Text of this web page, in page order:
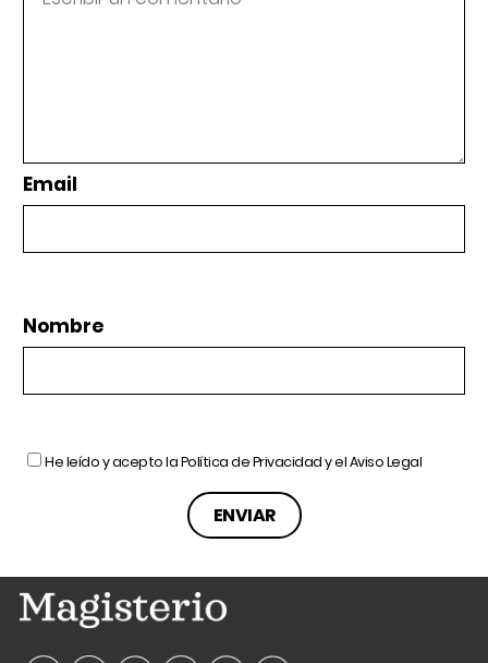
Email
Nombre
He leído y acepto laPolítica de Privacidady elAviso Legal